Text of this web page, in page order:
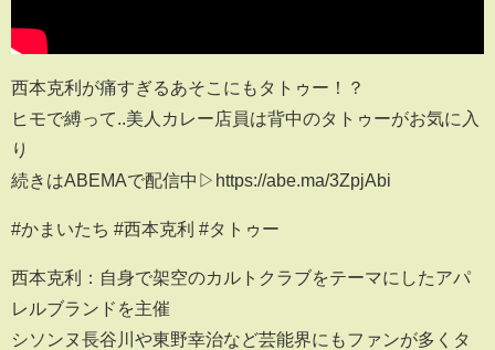
西本克利が痛すぎるあそこにもタトゥー！？
ヒモで縛って..美人カレー店員は背中のタトゥーがお気に入
り
続きはABEMAで配信中▷https://abe.ma/3ZpjAbi
#かまいたち #西本克利 #タトゥー
西本克利：自身で架空のカルトクラブをテーマにしたアパ
レルブランドを主催
シソンヌ長谷川や東野幸治など芸能界にもファンが多くタ